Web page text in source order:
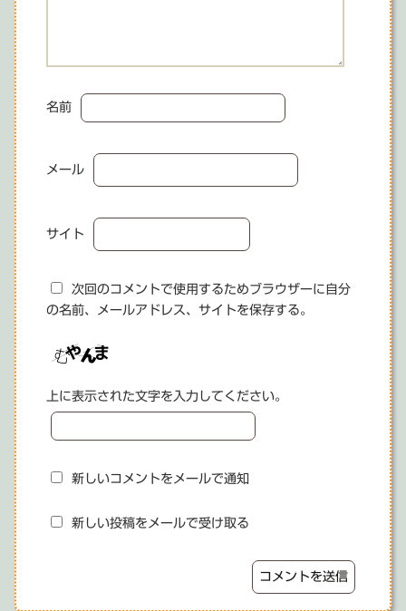
名前
メール
サイト
次回のコメントで使用するためブラウザーに自分
の名前、メールアドレス、サイトを保存する。
上に表示された文字を入力してください。
新しいコメントをメールで通知
新しい投稿をメールで受け取る